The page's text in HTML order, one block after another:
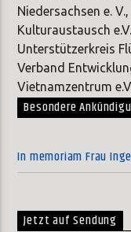
Niedersachsen e.
Kulturaustausch
Unterstützerkreis
Verband
Vietnamzentrum
Besondere
In memoriam Frau
Jetzt auf Sendung